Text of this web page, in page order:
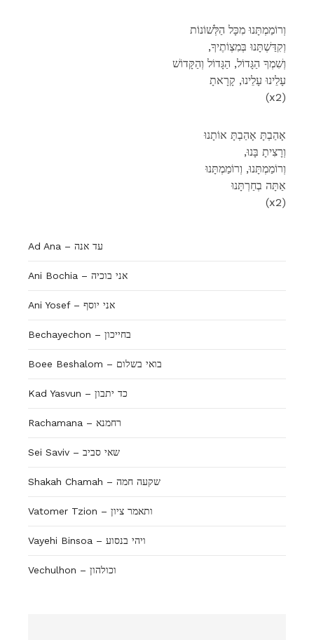
וְרוֹמַמְתָּנוּ מִכָּל הַלְּשׁוֹנוֹת
,וְקִדַּשְׁתָּנוּ בְּמִצְוֹתֶיךָ
וְשִׁמְךָ הַגָּדוֹל, הַגָּדוֹל וְהַקָּדוֹשׁ
עָלֵינוּ עָלֵינוּ, קָרָאתָ
(x2)
אָהַבְתָּ אָהַבְתָּ אוֹתָנוּ
,וְרָצִיתָ בָּנוּ
וְרוֹמַמְתָּנוּ, וְרוֹמַמְתָּנוּ
אַתָּה בְחַרְתָּנוּ
(x2)
Ad Ana – עד אנה
Ani Bochia – אני בוכיה
Ani Yosef – אני יוסף
Bechayechon – בחייכון
Boee Beshalom – בואי בשלום
Kad Yasvun – כד יתבון
Rachamana – רחמנא
Sei Saviv – שאי סביב
Shakah Chamah – שקעה חמה
Vatomer Tzion – ותאמר ציון
Vayehi Binsoa – ויהי בנסוע
Vechulhon – וכולהון